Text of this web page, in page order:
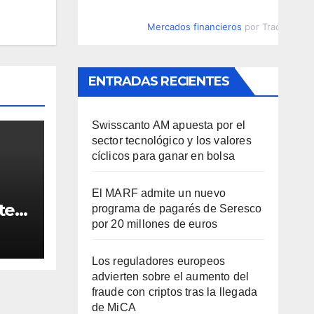
Mercados financieros por
ENTRADAS RECIENTES
Swisscanto AM apuesta por el
sector tecnológico y los valores
cíclicos para ganar en bolsa
El MARF admite un nuevo
programa de pagarés de Seresco
por 20 millones de euros
Los reguladores europeos
advierten sobre el aumento del
fraude con criptos tras la llegada
de MiCA